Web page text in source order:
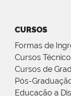
CURSOS
Formas de
Cursos
Cursos de
Pós-
Educação a